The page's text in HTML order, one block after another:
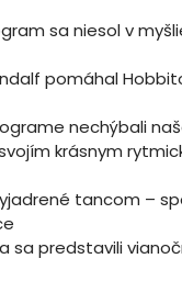
sa niesol v
pomáhal
nechýbali
krásnym
tancom –
sa predstavili